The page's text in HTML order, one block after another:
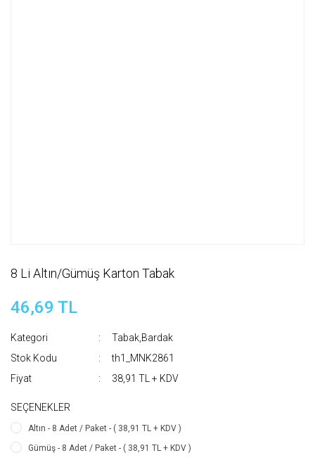
8 Li Altın/Gümüş Karton Tabak
46,69 TL
Kategori
Tabak,Bardak
Stok Kodu
th1_MNK2861
Fiyat
38,91 TL + KDV
SEÇENEKLER
Altın - 8 Adet / Paket - ( 38,91 TL + KDV )
Gümüş - 8 Adet / Paket - ( 38,91 TL + KDV )